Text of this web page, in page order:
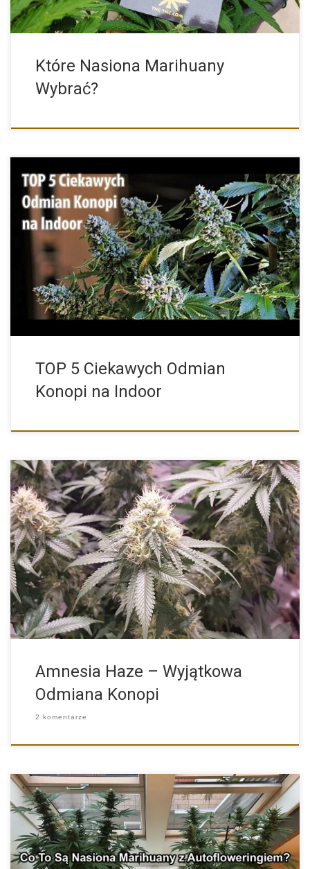
Które Nasiona Marihuany
Wybrać?
Poniżej mamy dla Was ciekawy TOP 5 odmian marihuany, które
TOP 5 Ciekawych Odmian
Konopi na Indoor
Jednymi z najpopularniejszych i najbardziej rozpoznawalnych
odmian konopi na świecie […]
Amnesia Haze – Wyjątkowa
Odmiana Konopi
2 komentarze
Cannabis Ruderalis jest rośliną szczególną. Od konopi indyjskiej i